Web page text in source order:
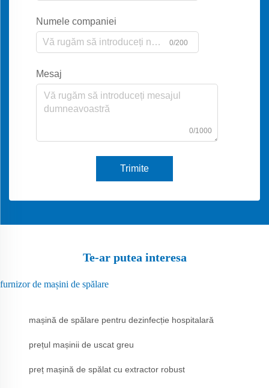
Numele companiei
0/200
Mesaj
0/1000
Trimite
Te-ar putea interesa
furnizor de mașini de spălare
mașină de spălare pentru dezinfecție hospitalară
prețul mașinii de uscat greu
preț mașină de spălat cu extractor robust